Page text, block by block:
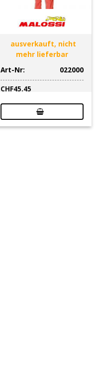
ausverkauft, nicht
mehr lieferbar
Art-Nr:
022000
CHF45.45